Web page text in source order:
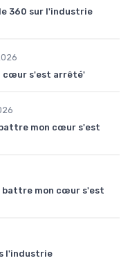
360 sur l'industrie
cœur s'est arrêté'
mon cœur s'est
battre mon cœur s'est
l'industrie